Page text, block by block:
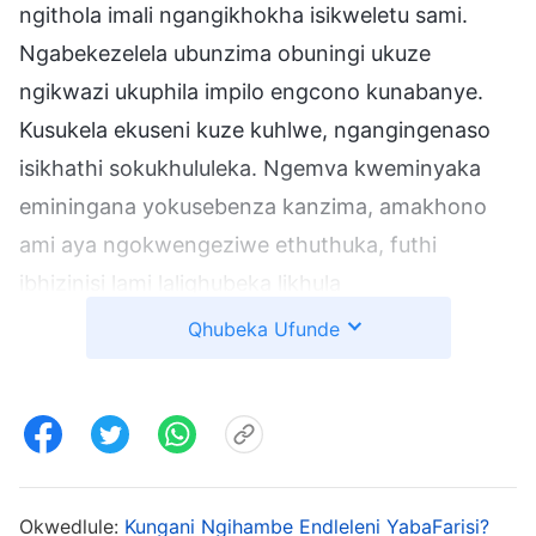
ngithola imali ngangikhokha isikweletu sami.
Ngabekezelela ubunzima obuningi ukuze
ngikwazi ukuphila impilo engcono kunabanye.
Kusukela ekuseni kuze kuhlwe, ngangingenaso
isikhathi sokukhululeka. Ngemva kweminyaka
eminingana yokusebenza kanzima, amakhono
ami aya ngokwengeziwe ethuthuka, futhi
ibhizinisi lami laliqhubeka likhula
ngokwengeziwe. Ngokushesha umndeni wami
Qhubeka Ufunde
Okwedlule: Kungani Ngihambe Endleleni YabaFarisi?